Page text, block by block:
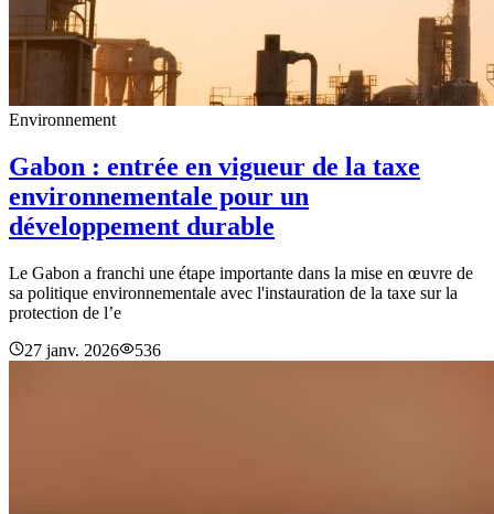
Environnement
Gabon : entrée en vigueur de la taxe
environnementale pour un
développement durable
Le Gabon a franchi une étape importante dans la mise en œuvre de
sa politique environnementale avec l'instauration de la taxe sur la
protection de l’e
27 janv. 2026
536